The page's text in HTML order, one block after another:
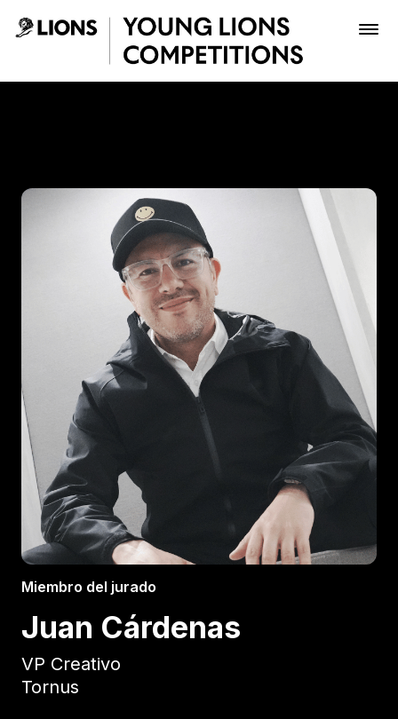
Saltar al contenido principal
Inscribir
Boletería
Miembro del jurado
Juan Cárdenas
VP Creativo
Tornus